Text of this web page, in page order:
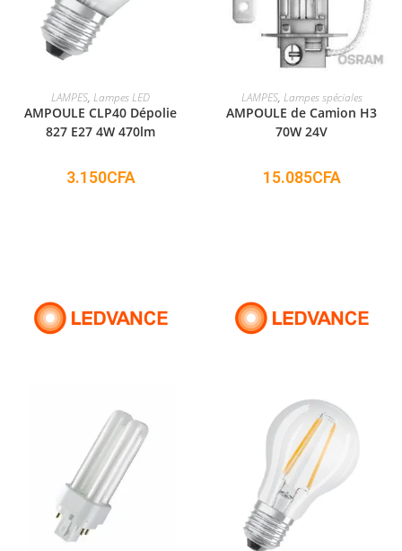
ADD TO CART
LAMPES, Lampes LED
AMPOULE CLP40 Dépolie
827 E27 4W 470lm
3.150CFA
ADD TO CART
LAMPES, Lampes spéciales
AMPOULE de Camion H3
70W 24V
15.085CFA